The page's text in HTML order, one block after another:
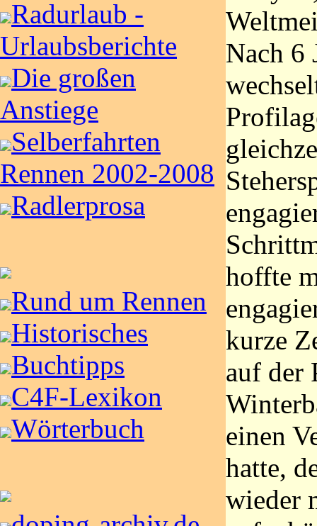
Radurlaub -
Urlaubsberichte
Die großen
Anstiege
Selberfahrten
Rennen 2002-2008
Radlerprosa
Rund um Rennen
Historisches
Buchtipps
C4F-Lexikon
Wörterbuch
Nach 6
hoffte
kurze
auf der
einen
hatte,
wieder